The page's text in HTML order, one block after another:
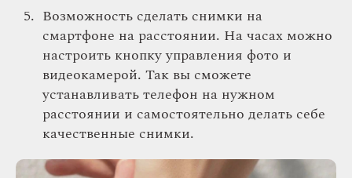
Возможность сделать снимки на
смартфоне на расстоянии. На часах можно
настроить кнопку управления фото и
видеокамерой. Так вы сможете
устанавливать телефон на нужном
расстоянии и самостоятельно делать себе
качественные снимки.